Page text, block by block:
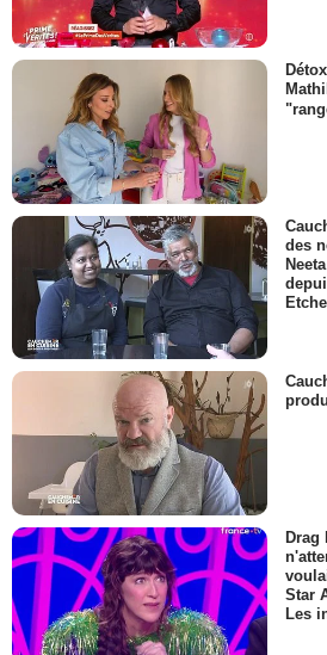
des
Drag
Star
Les